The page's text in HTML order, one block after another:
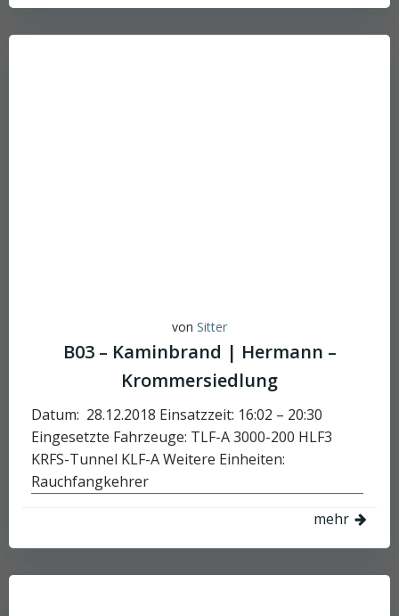
von Sitter
B03 – Kaminbrand | Hermann –
Krommersiedlung
Datum: 28.12.2018 Einsatzzeit: 16:02 – 20:30
Eingesetzte Fahrzeuge: TLF-A 3000-200 HLF3
KRFS-Tunnel KLF-A Weitere Einheiten:
Rauchfangkehrer
mehr